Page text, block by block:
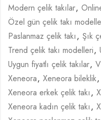
Modern çelik takılar,
Özel gün çelik takı
Paslanmaz çelik takı, Şık
Trend çelik takı modelleri,
Uygun fiyatlı çelik takılar,
Xeneora, Xeneora bileklik,
Xeneora erkek çelik takı,
Xeneora kadın çelik takı,